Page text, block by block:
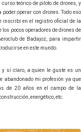
teórico de piloto de drones, y
operar con drones. Todo eso
inscribí en el registro oficial de la
los pocos operadores de drones de
de Badajoz, para impartir
en este mundo.
y sí claro, a quien le guste es un
abandonado mi profesión ya que
de 20 años en el campo de la
energético, etc.